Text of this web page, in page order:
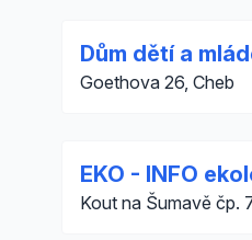
Dům dětí a
Goethova 26, Cheb
EKO - INFO
Kout na Šumavě čp.